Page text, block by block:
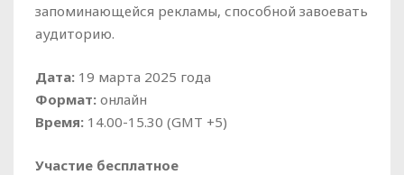
запоминающейся рекламы, способной завоевать
аудиторию.
Дата: 19 марта 2025 года
Формат: онлайн
Время: 14.00-15.30 (GMT +5)
Участие бесплатное